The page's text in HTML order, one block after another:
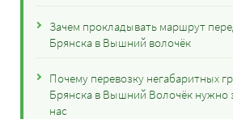
Зачем прокладывать маршрут
Брянска в Вышний волочёк
Почему перевозку негабаритных
Брянска в Вышний Волочёк нужно
нас